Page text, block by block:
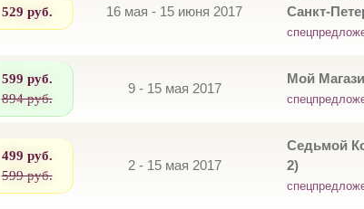
529 руб. 16 мая - 15 июня 2017
Санкт-
599 руб.
894 руб.
9 - 15 мая 2017
Мой
499 руб.
599 руб.
2 - 15 мая 2017
Седьмой
2)